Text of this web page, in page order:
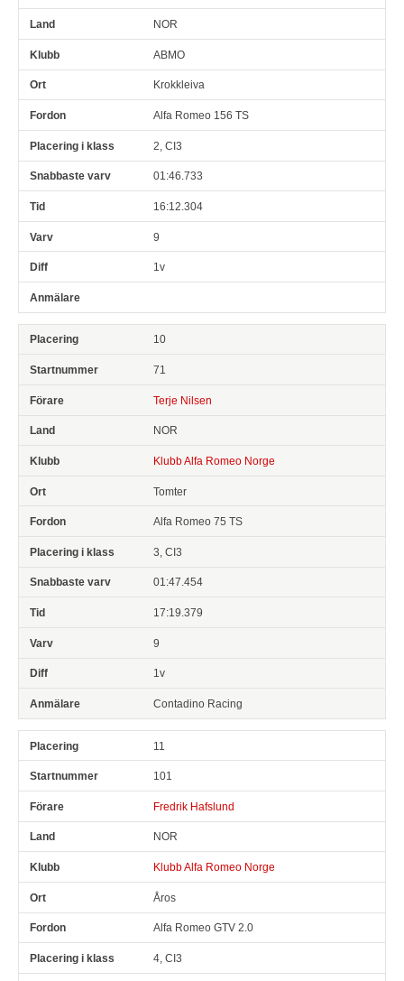
NOR
ABMO
Krokkleiva
Alfa Romeo 156 TS
2, CI3
01:46.733
16:12.304
9
1v
10
71
Terje Nilsen
NOR
Klubb Alfa Romeo Norge
Tomter
Alfa Romeo 75 TS
3, CI3
01:47.454
17:19.379
9
1v
Contadino Racing
11
101
Fredrik Hafslund
NOR
Klubb Alfa Romeo Norge
Åros
Alfa Romeo GTV 2.0
4, CI3